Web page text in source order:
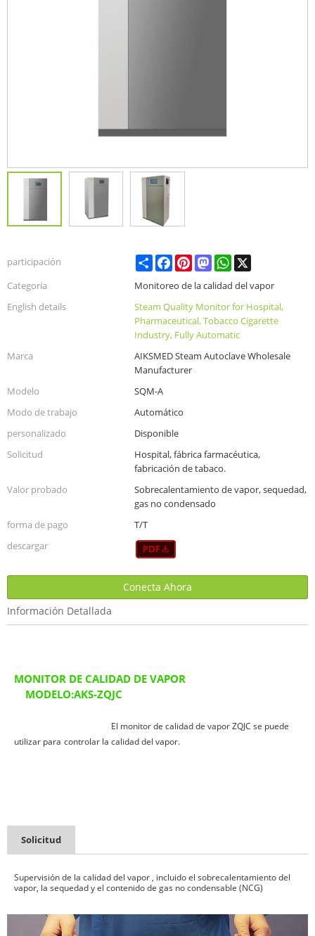
participación ShareFacebookPinterestMastodonWhatsApp
Categoría
Monitoreo de la calidad del vapor
English details
Steam Quality Monitor for Hospital,
Pharmaceutical, Tobacco Cigarette
Industry, Fully Automatic
Marca
AIKSMED Steam Autoclave Wholesale
Manufacturer
Modelo
SQM-A
Modo de trabajo
Automático
personalizado
Disponible
Solicitud
Hospital, fábrica farmacéutica,
fabricación de tabaco.
Valor probado
Sobrecalentamiento de vapor, sequedad,
gas no condensado
forma de pago
T/T
descargar
Conecta Ahora
Información Detallada
MONITOR DE CALIDAD DE VAPOR
MODELO:AKS-ZQJC
El monitor de calidad de vapor ZQJC se puede
utilizar para controlar la calidad del vapor.
Solicitud
Supervisión de la calidad del vapor , incluido el sobrecalentamiento del
vapor, la sequedad y el contenido de gas no condensable (NCG)